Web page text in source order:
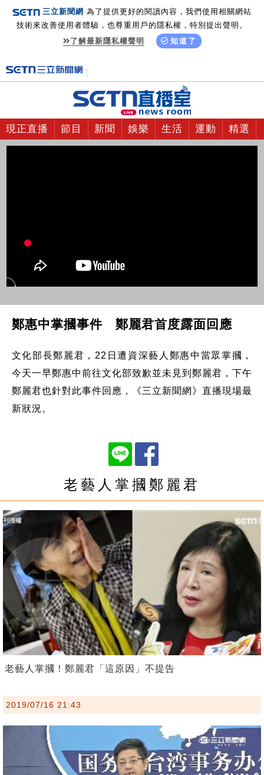
三立新聞網 為了提供更好的閱讀內容，我們使用相關網站
技術來改善使用者體驗，也尊重用戶的隱私權，特別提出聲明。
了解最新隱私權聲明
知道了
現正直播 節目 新聞 娛樂 生活 運動 精選
鄭惠中掌摑事件 鄭麗君首度露面回應
文化部長鄭麗君，22日遭資深藝人鄭惠中當眾掌摑，
今天一早鄭惠中前往文化部致歉並未見到鄭麗君，下午
鄭麗君也針對此事件回應，《三立新聞網》直播現場最
新狀況。
老藝人掌摑鄭麗君
老藝人掌摑！鄭麗君「這原因」不提告
2019/07/16 21:43